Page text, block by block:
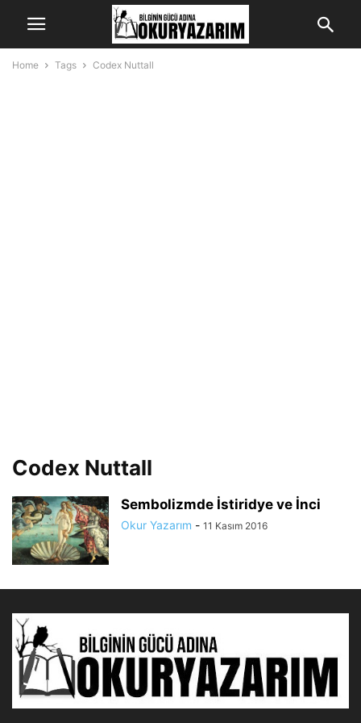
Home Tags Codex Nuttall
Codex Nuttall
Sembolizmde İstiridye ve İnci
Okur Yazarım - 11 Kasım 2016